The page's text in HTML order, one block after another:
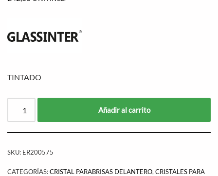
TINTADO
Añadir al carrito
SKU: ER200575
CATEGORÍAS:CRISTAL PARABRISAS DELANTERO, CRISTALES PARA